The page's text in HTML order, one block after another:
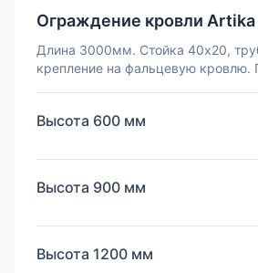
Ограждение кровли
Длина 3000мм. Стойка 40х20,
крепление на фальцевую кровлю.
Высота 600 мм
Высота 900 мм
Высота 1200 мм